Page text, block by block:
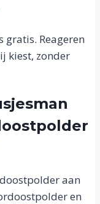
gratis. Reageren
kiest, zonder
aan
en